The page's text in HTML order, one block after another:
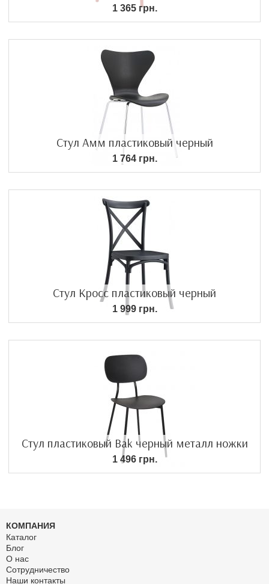
1 365 грн.
Стул Амм пластиковый черный
1 764 грн.
Стул Кросс пластиковый черный
1 999 грн.
Стул пластиковый Bak черный металл ножки
1 496 грн.
КОМПАНИЯ
Каталог
Блог
О нас
Сотрудничество
Наши контакты